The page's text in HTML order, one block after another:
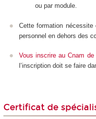
ou par module.
Cette formation nécessite
personnel en dehors des
Vous inscrire au Cnam de
l’inscription doit se faire
Certificat de